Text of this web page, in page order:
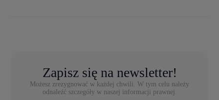
Zapisz się na newsletter!
Możesz zrezygnować w każdej chwili. W tym celu należy
odnaleźć szczegóły w naszej informacji prawnej.